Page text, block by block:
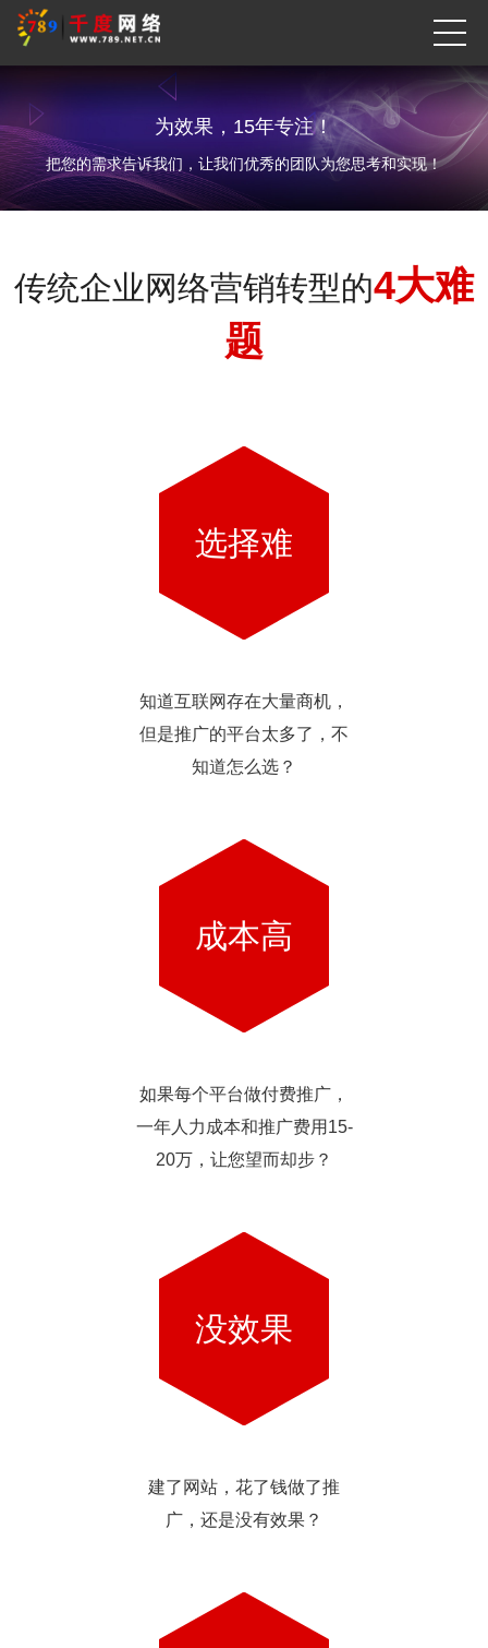
为效果，15年专注！
把您的需求告诉我们，让我们优秀的团队为您思考和实现！
传统企业网络营销转型的4大难
题
选择难
知道互联网存在大量商机，
但是推广的平台太多了，不
知道怎么选？
成本高
如果每个平台做付费推广，
一年人力成本和推广费用15-
20万，让您望而却步？
没效果
建了网站，花了钱做了推
广，还是没有效果？